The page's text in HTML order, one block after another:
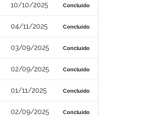
10/10/2025 Concluído
04/11/2025 Concluído
03/09/2025 Concluído
02/09/2025 Concluído
01/11/2025 Concluído
02/09/2025 Concluído